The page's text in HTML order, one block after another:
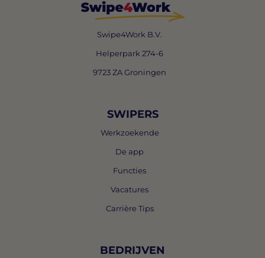
Swipe4Work B.V.
Helperpark 274-6
9723 ZA Groningen
SWIPERS
Werkzoekende
De app
Functies
Vacatures
Carrière Tips
BEDRIJVEN